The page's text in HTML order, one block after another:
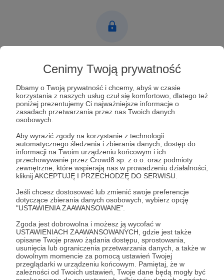
Cenimy Twoją prywatność
Dbamy o Twoją prywatność i chcemy, abyś w czasie
korzystania z naszych usług czuł się komfortowo, dlatego też
poniżej prezentujemy Ci najważniejsze informacje o
zasadach przetwarzania przez nas Twoich danych
osobowych.
Aby wyrazić zgody na korzystanie z technologii
automatycznego śledzenia i zbierania danych, dostęp do
informacji na Twoim urządzeniu końcowym i ich
przechowywanie przez Crowd8 sp. z o.o. oraz podmioty
zewnętrzne, które wspierają nas w prowadzeniu działalności,
kliknij AKCEPTUJĘ I PRZECHODZĘ DO SERWISU.
Jeśli chcesz dostosować lub zmienić swoje preferencje
dotyczące zbierania danych osobowych, wybierz opcję
"USTAWIENIA ZAAWANSOWANE".
Zgoda jest dobrowolna i możesz ją wycofać w
USTAWIENIACH ZAAWANSOWANYCH, gdzie jest także
opisane Twoje prawo żądania dostępu, sprostowania,
usunięcia lub ograniczenia przetwarzania danych, a także w
dowolnym momencie za pomocą ustawień Twojej
przeglądarki w urządzeniu końcowym. Pamiętaj, że w
zależności od Twoich ustawień, Twoje dane będą mogły być
Aby zobaczyć ten materiał musisz być zalogowany
Zostań Patronem
Udostępnij
FotoAlchemia
Zobacz profil autora